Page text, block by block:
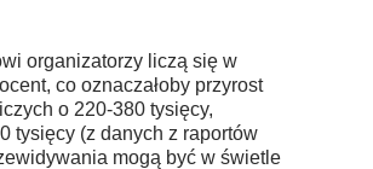
organizatorzy liczą się w
co oznaczałoby przyrost
o 220-380 tysięcy,
tysięcy (z danych z raportów
mogą być w świetle